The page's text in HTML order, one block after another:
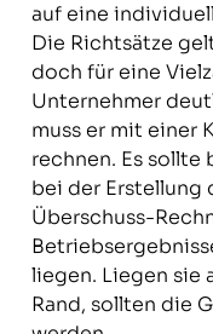
auf eine
Die Richtsätze
doch für eine
Unternehmer
muss er mit einer
rechnen. Es sollte
bei der Erstellung
Überschuss-
liegen. Liegen sie
Rand, sollten die